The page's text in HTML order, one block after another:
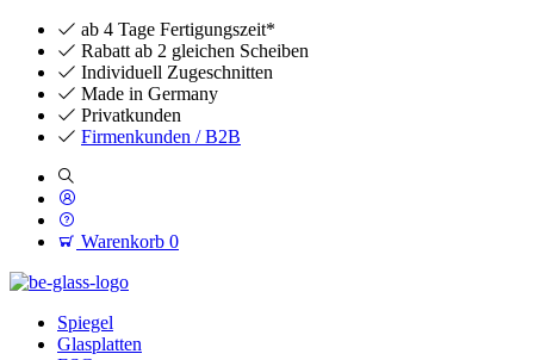
ab 4 Tage Fertigungszeit*
Rabatt ab 2 gleichen Scheiben
Individuell Zugeschnitten
Made in Germany
Privatkunden
Firmenkunden / B2B
Warenkorb 0
Spiegel
Glasplatten